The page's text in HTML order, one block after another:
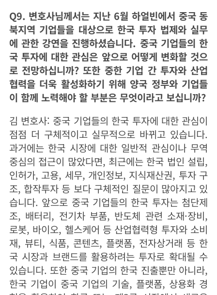
Q9. 변호사님께서는 지난 6월 하얼빈에서 중국 동
북지역 기업들을 대상으로 한국 투자 법제와 실무
에 관한 강연을 진행하셨습니다. 중국 기업들의 한
국 투자에 대한 관심은 앞으로 어떻게 변화할 것으
로 전망하십니까? 또한 중한 기업 간 투자와 산업
협력을 더욱 활성화하기 위해 양국 정부와 기업들
이 함께 노력해야 할 부분은 무엇이라고 보십니까?
김 변호사: 중국 기업들의 한국 투자에 대한 관심이
점점 더 구체적이고 실무적으로 바뀌고 있습니다.
과거에는 한국 시장에 대한 일반적 관심이나 무역
중심의 접근이 많았다면, 최근에는 한국 법인 설립,
인허가, 고용, 세무, 개인정보, 지식재산권, 투자 구
조, 합작투자 등 보다 구체적인 질문이 많아지고 있
습니다. 앞으로 중국 기업들의 한국 투자는 첨단제
조, 배터리, 전기차 부품, 반도체 관련 소재·장비,
로봇, 바이오, 헬스케어 등 산업협력형 투자와 소비
재, 뷰티, 식품, 콘텐츠, 플랫폼, 전자상거래 등 한
국 시장과 브랜드를 활용하려는 투자로 확대될 수
있습니다. 또한 중국 기업의 한국 진출뿐만 아니라,
한국 기업이 중국 기업의 기술, 플랫폼, 상용화 경